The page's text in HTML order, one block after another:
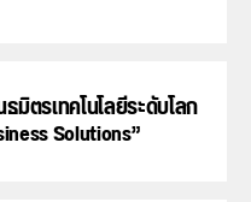
ตรเทคโนโลยีระดับโลก
Solutions”